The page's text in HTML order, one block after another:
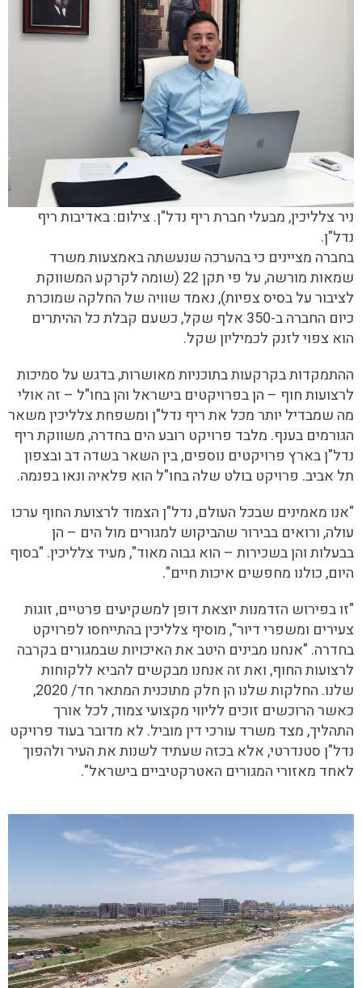
ניר צלליכין, מבעלי חברת ריף נדל"ן.צילום: באדיבות ריף
נדל"ן.
בחברה מציינים כי בהערכה שנעשתה באמצעות משרד
שמאות מורשה, על פי תקן 22 (שומה לקרקע המשווקת
לציבור על בסיס צפיות), נאמד שוויה של החלקה שמוכרת
כיום החברה ב-350 אלף שקל, כשעם קבלת כל ההיתרים
הוא צפוי לזנק לכמיליון שקל.
ההתמקדות בקרקעות בתוכניות מאושרות, בדגש על סמיכות
לרצועות חוף – הן בפרויקטים בישראל והן בחו"ל – זה אולי
מה שמבדיל יותר מכל את ריף נדל"ן ומשפחת צלליכין משאר
הגורמים בענף. מלבד פרויקט רובע הים בחדרה, משווקת ריף
נדל"ן בארץ פרויקטים נוספים, בין השאר בשדה דב ובצפון
תל אביב. פרויקט בולט שלה בחו"ל הוא פלאיה ונאו בפנמה.
"אנו מאמינים שבכל העולם, נדל"ן הצמוד לרצועת החוף ערכו
עולה, ורואים בבירור שהביקוש למגורים מול הים – הן
בבעלות והן בשכירות – הוא גבוה מאוד", מעיד צלליכין. "בסוף
היום, כולנו מחפשים איכות חיים".
"זו בפירוש הזדמנות יוצאת דופן למשקיעים פרטיים, זוגות
צעירים ומשפרי דיור", מוסיף צלליכין בהתייחסו לפרויקט
בחדרה. "אנחנו מבינים היטב את האיכויות שבמגורים בקרבה
לרצועות החוף, ואת זה אנחנו מבקשים להביא ללקוחות
שלנו. החלקות שלנו הן חלק מתוכנית המתאר חד/ 2020,
כאשר הרוכשים זוכים לליווי מקצועי צמוד, לכל אורך
התהליך, מצד משרד עורכי דין מוביל. לא מדובר בעוד פרויקט
נדל"ן סטנדרטי, אלא בכזה שעתיד לשנות את העיר ולהפוך
לאחד מאזורי המגורים האטרקטיביים בישראל".